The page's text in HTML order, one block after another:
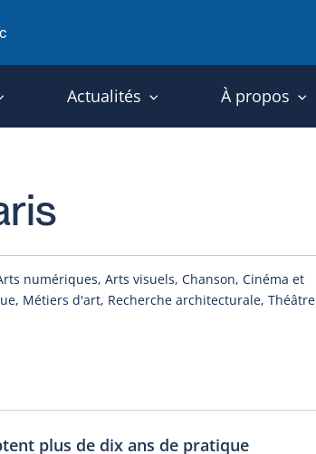
Actualités À propos
numériques, Arts visuels, Chanson, Cinéma et
Métiers d'art, Recherche architecturale, Théâtre
plus de dix ans de pratique